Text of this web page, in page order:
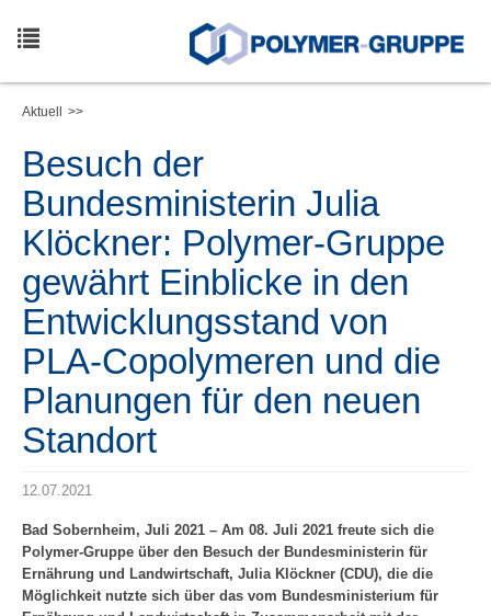
main
navigation
Aktuell
Besuch der
Bundesministerin Julia
Klöckner: Polymer-Gruppe
gewährt Einblicke in den
Entwicklungsstand von
PLA-Copolymeren und die
Planungen für den neuen
Standort
12.07.2021
Bad Sobernheim, Juli 2021 – Am 08. Juli 2021 freute sich die
Polymer-Gruppe über den Besuch der Bundesministerin für
Ernährung und Landwirtschaft, Julia Klöckner (CDU), die die
Möglichkeit nutzte sich über das vom Bundesministerium für